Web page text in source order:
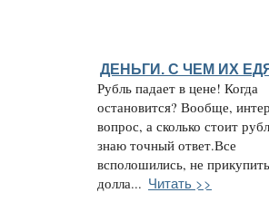
ДЕНЬГИ. С ЧЕМ ИХ
Рубль падает в цене! Когда
остановится? Вообще,
вопрос, а сколько стоит
знаю точный ответ.Все
всполошились, не
долла... Читать >>